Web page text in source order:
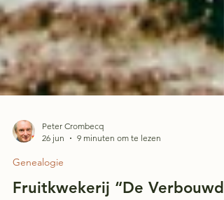
Peter Crombecq
26 jun
Genealogie